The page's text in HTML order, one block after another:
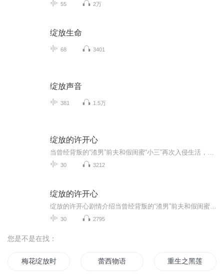
55 2万
绽放生命
68 3401
绽放声音
381 1.5万
绽放的许开心
30 3212
绽放的许开心
30 2795
您是不是在找：
梅花绽放时 蕾西物语 重生之黑莲花的